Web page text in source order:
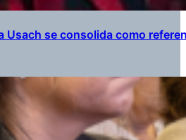
Usach se consolida como